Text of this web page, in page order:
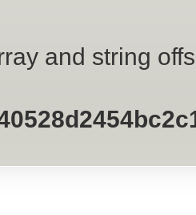
and string